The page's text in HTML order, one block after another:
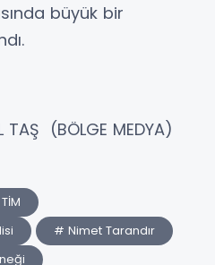
büyük bir
TAŞ (BÖLGE MEDYA)
# Nimet Tarandır